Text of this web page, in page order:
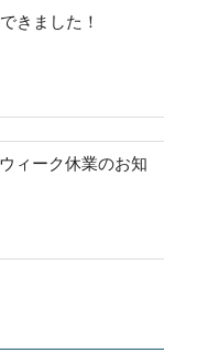
きました！
ィーク休業のお知